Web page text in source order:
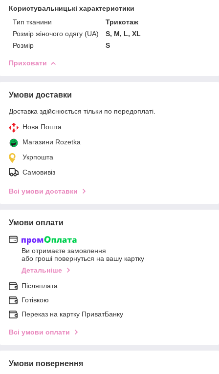
Користувальницькі характеристики
Тип тканини
Трикотаж
Розмір жіночого одягу (UA)
S, M, L, XL
Розмір
S
Приховати
Умови доставки
Доставка здійснюється тільки по передоплаті.
Нова Пошта
Магазини Rozetka
Укрпошта
Самовивіз
Всі умови доставки
Умови оплати
Ви отримаєте замовлення
або гроші повернуться на вашу картку
Детальніше
Післяплата
Готівкою
Переказ на картку ПриватБанку
Всі умови оплати
Умови повернення